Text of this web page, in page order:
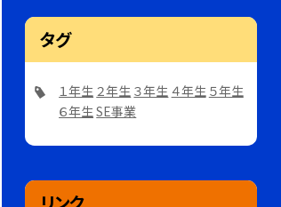
タグ
１年生 ２年生 ３年生 ４年生 ５年生
６年生SE事業